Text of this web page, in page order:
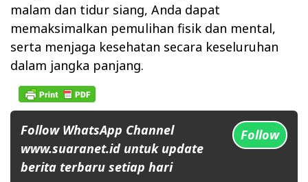
malam dan tidur siang, Anda dapat
memaksimalkan pemulihan fisik dan mental,
serta menjaga kesehatan secara keseluruhan
dalam jangka panjang.
Follow WhatsApp Channel
www.suaranet.id untuk update
berita terbaru setiap hari
Follow